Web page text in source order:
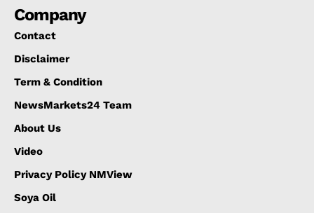
Company
Contact
Disclaimer
Term & Condition
NewsMarkets24 Team
About Us
Video
Privacy Policy NMView
Soya Oil